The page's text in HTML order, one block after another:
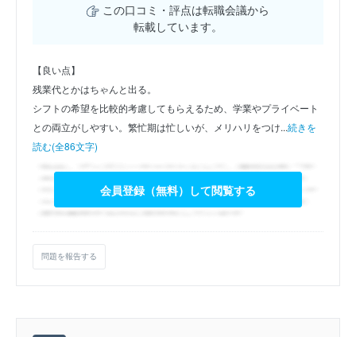
この口コミ・評点は転職会議から
転載しています。
【良い点】
残業代とかはちゃんと出る。
シフトの希望を比較的考慮してもらえるため、学業やプライベート
との両立がしやすい。繁忙期は忙しいが、メリハリをつけ...続きを
読む(全86文字)
会員登録（無料）して閲覧する
問題を報告する